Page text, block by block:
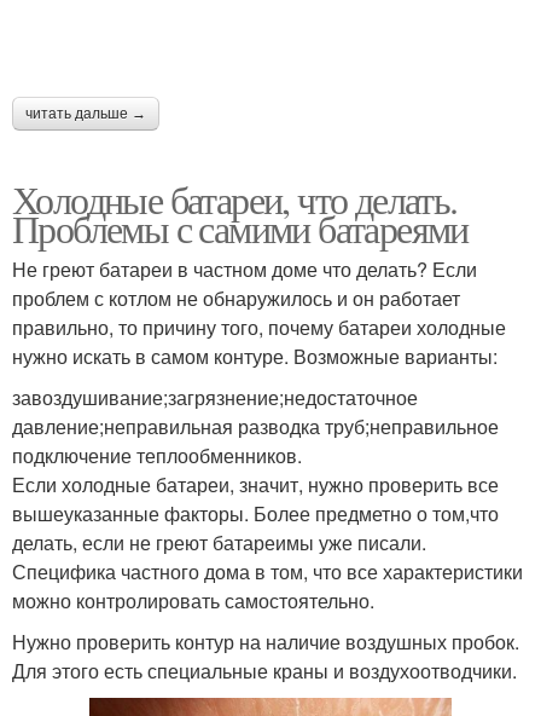
читать дальше →
Холодные батареи, что делать.
Проблемы с самими батареями
Не греют батареи в частном доме что делать? Если
проблем с котлом не обнаружилось и он работает
правильно, то причину того, почему батареи холодные
нужно искать в самом контуре. Возможные варианты:
завоздушивание;загрязнение;недостаточное
давление;неправильная разводка труб;неправильное
подключение теплообменников.
Если холодные батареи, значит, нужно проверить все
вышеуказанные факторы. Более предметно о том,что
делать, если не греют батареимы уже писали.
Специфика частного дома в том, что все характеристики
можно контролировать самостоятельно.
Нужно проверить контур на наличие воздушных пробок.
Для этого есть специальные краны и воздухоотводчики.